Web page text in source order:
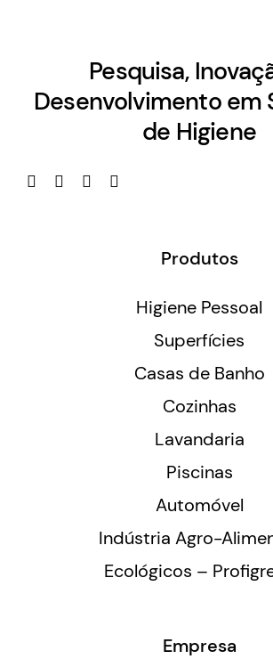
Pesquisa,
Desenvolvimento em
de Higiene
Produtos
Higiene Pessoal
Superfícies
Casas de Banho
Cozinhas
Lavandaria
Piscinas
Automóvel
Indústria Agro-
Ecológicos –
Empresa